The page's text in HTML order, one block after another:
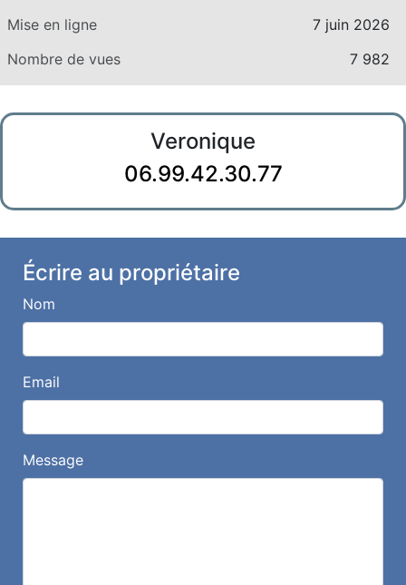
Mise en ligne
7 juin 2026
Nombre de vues
7 982
Veronique
06.99.42.30.77
Écrire au propriétaire
Nom
Email
Message